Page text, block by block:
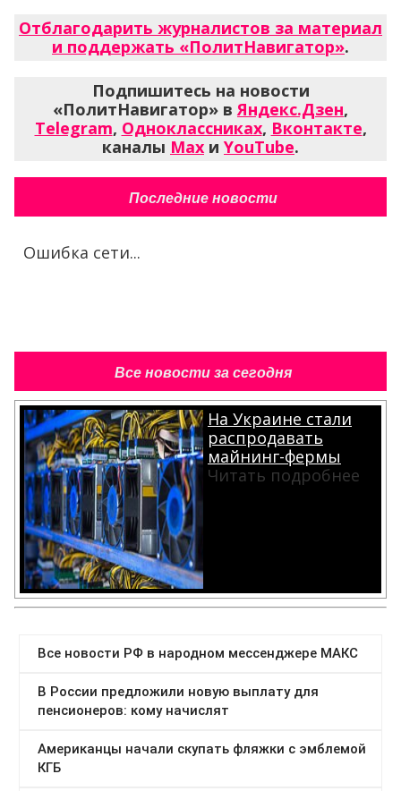
Отблагодарить журналистов за материал
и поддержать «ПолитНавигатор».
Подпишитесь на новости
«ПолитНавигатор» вЯндекс.Дзен,
Telegram, Одноклассниках, Вконтакте,
каналы Max и YouTube.
Последние новости
Ошибка сети...
Все новости за сегодня
На Украине стали
распродавать
майнинг-фермы
Читать подробнее